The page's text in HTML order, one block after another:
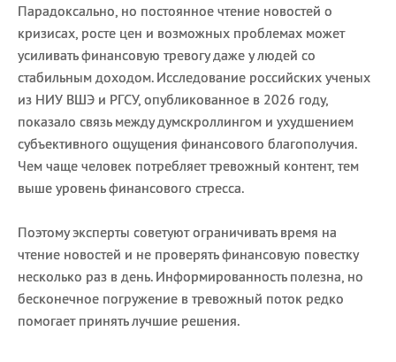
Парадоксально, но постоянное чтение новостей о
кризисах, росте цен и возможных проблемах может
усиливать финансовую тревогу даже у людей со
стабильным доходом. Исследование российских ученых
из НИУ ВШЭ и РГСУ, опубликованное в 2026 году,
показало связь между думскроллингом и ухудшением
субъективного ощущения финансового благополучия.
Чем чаще человек потребляет тревожный контент, тем
выше уровень финансового стресса.
Поэтому эксперты советуют ограничивать время на
чтение новостей и не проверять финансовую повестку
несколько раз в день. Информированность полезна, но
бесконечное погружение в тревожный поток редко
помогает принять лучшие решения.